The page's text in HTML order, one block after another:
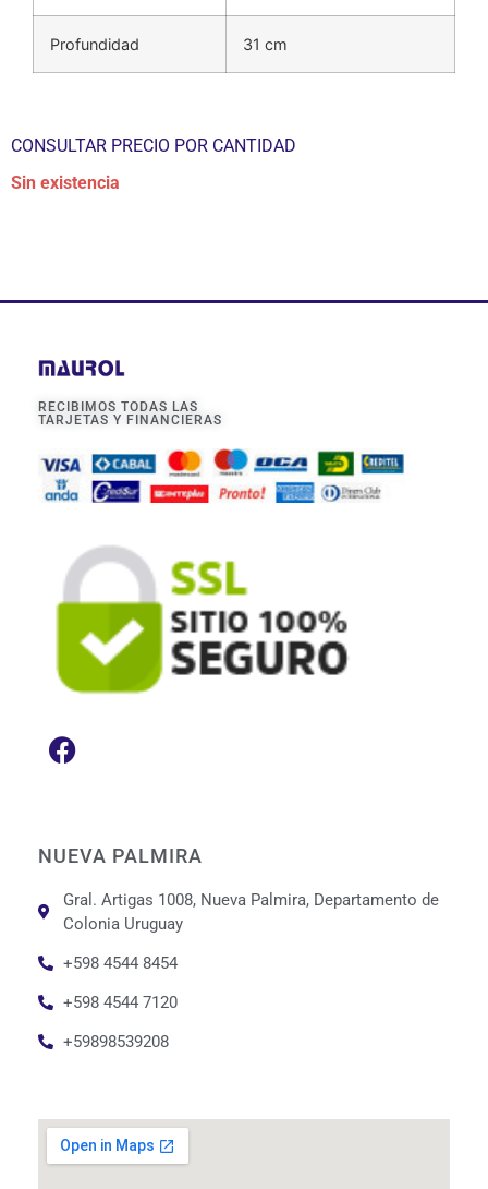
Profundidad 31 cm
CONSULTAR PRECIO POR CANTIDAD
Sin existencia
RECIBIMOS TODAS LAS
TARJETAS Y FINANCIERAS
NUEVA PALMIRA
Gral. Artigas 1008, Nueva Palmira, Departamento de
Colonia Uruguay
+598 4544 8454
+598 4544 7120
+59898539208